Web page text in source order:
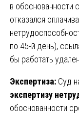
в обоснованности
отказался
по 45-й день),
бы работать
Экспертиза: Суд
экспертизу
обоснованности